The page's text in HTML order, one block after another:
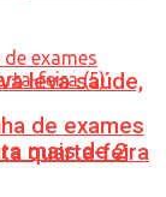
leva saúde,
mais de 2
de exames
quarta-feira